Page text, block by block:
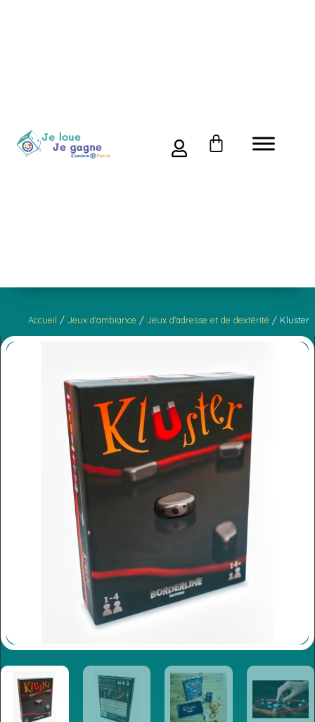
Accueil /Jeux d'ambiance /Jeux d'adresse et de dextérité / Kluster